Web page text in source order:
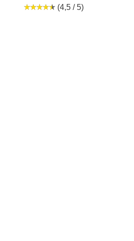
(4,5 / 5)